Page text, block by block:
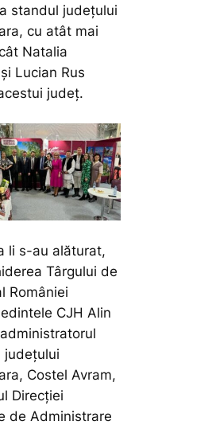
standul județului
cu atât mai
Natalia
Lucian Rus
județ.
li s-au alăturat,
Târgului de
României
CJH Alin
județului
Costel Avram,
Direcției
de Administrare